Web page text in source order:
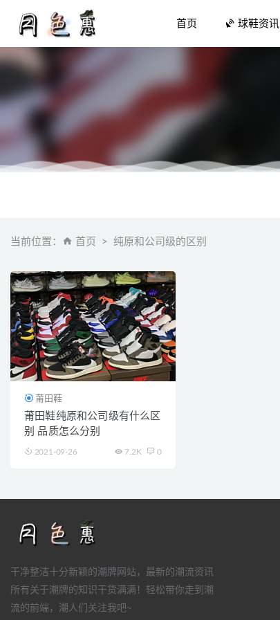
首页 球鞋资讯
当前位置： 首页 纯原和公司级的区别
莆田鞋
莆田鞋纯原和公司级有什么区
别 品质怎么分别
2021-09-26 7.2K 0
干净整洁十分新颖的潮牌网站，最新的潮流资讯
所有关于潮牌的知识干货满满！轻松带你走到潮
流的前端，潮人们关注我吧~